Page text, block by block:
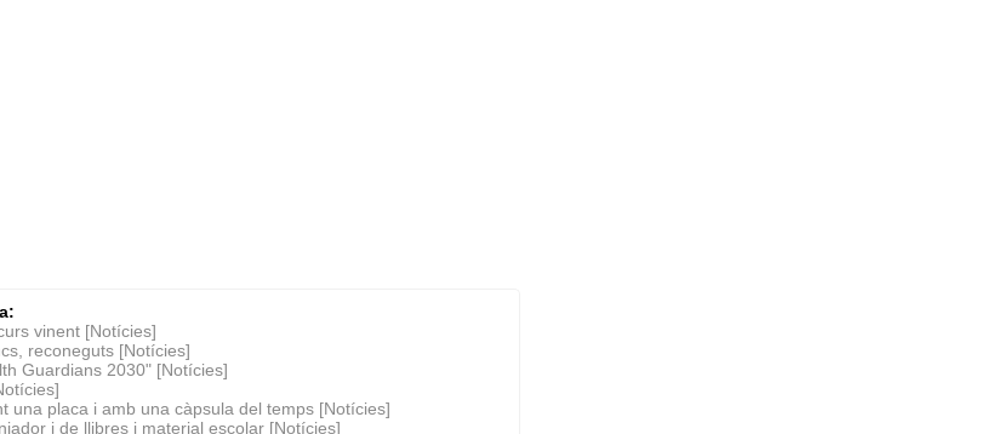
vinent [Notícies]
reconeguts [Notícies]
Guardians 2030" [Notícies]
una placa i amb una càpsula del temps [Notícies]
i de llibres i material escolar [Notícies]